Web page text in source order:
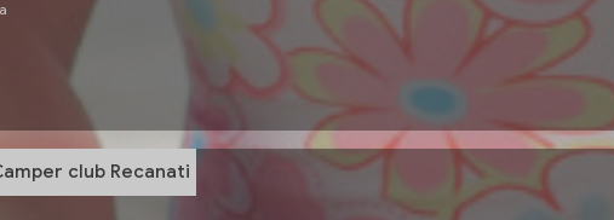
club Recanati